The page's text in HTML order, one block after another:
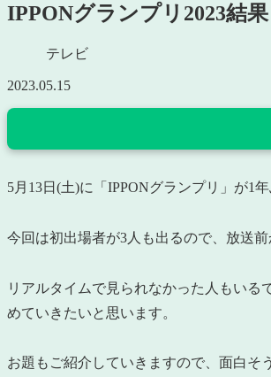
IPPONグランプリ2023結
テレビ
2023.05.15
5月13日(土)に「IPPONグランプリ」が1
今回は初出場者が3人も出るので、放送
リアルタイムで見られなかった人もいる
めていきたいと思います。
お題もご紹介していきますので、面白そ